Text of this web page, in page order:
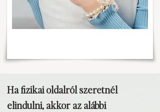
Ha fizikai oldalról szeretnél
elindulni, akkor az alábbi